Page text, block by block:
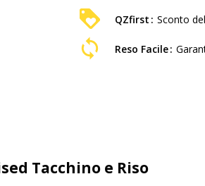
QZfirst Sconto
Reso Facile
Tacchino e Riso